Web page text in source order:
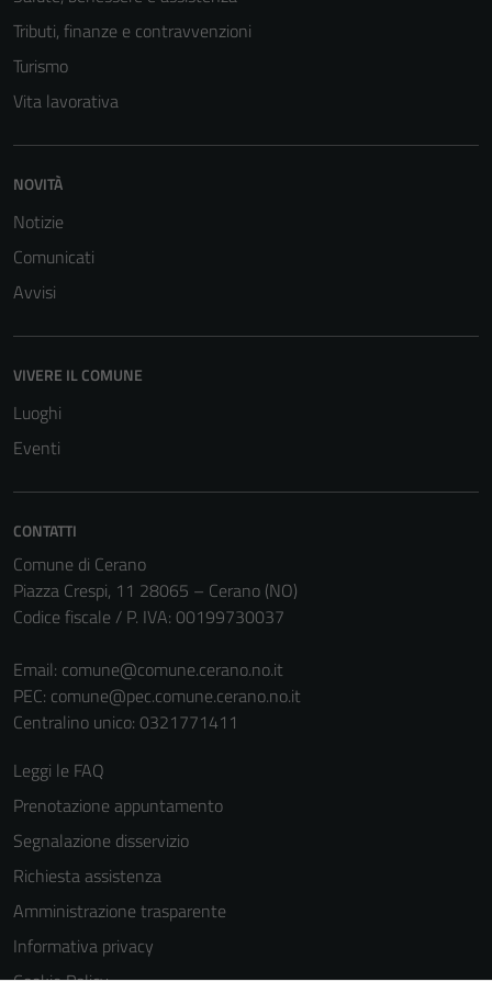
Tributi, finanze e contravvenzioni
Turismo
Vita lavorativa
NOVITÀ
Notizie
Comunicati
Avvisi
VIVERE IL COMUNE
Luoghi
Eventi
CONTATTI
Comune di Cerano
Piazza Crespi, 11 28065 – Cerano (NO)
Codice fiscale / P. IVA: 00199730037
Email: comune@comune.cerano.no.it
PEC: comune@pec.comune.cerano.no.it
Centralino unico: 0321771411
Leggi le FAQ
Prenotazione appuntamento
Segnalazione disservizio
Richiesta assistenza
Amministrazione trasparente
Informativa privacy